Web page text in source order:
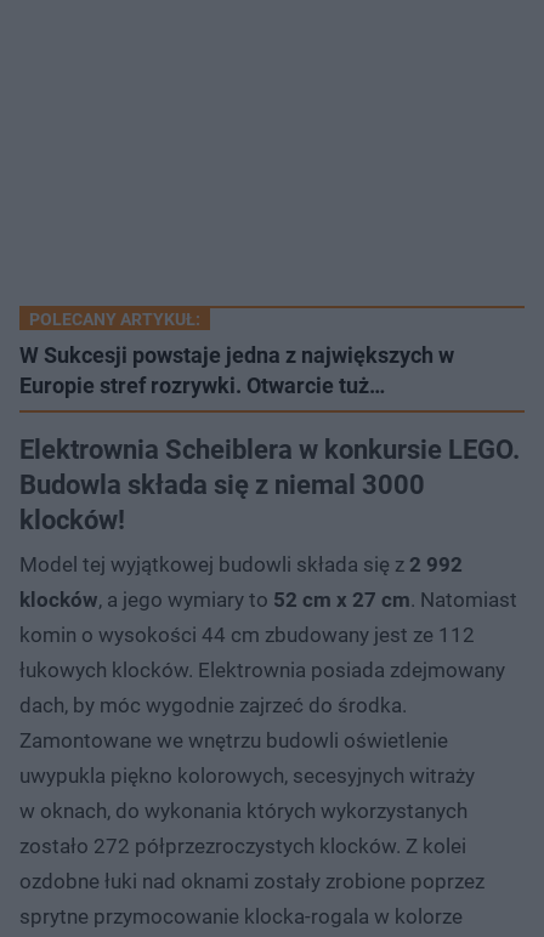
POLECANY ARTYKUŁ:
W Sukcesji powstaje jedna z największych w
Europie stref rozrywki. Otwarcie tuż…
Elektrownia Scheiblera w konkursie LEGO.
Budowla składa się z niemal 3000
klocków!
Model tej wyjątkowej budowli składa się z 2 992
klocków, a jego wymiary to 52 cm x 27 cm. Natomiast
komin o wysokości 44 cm zbudowany jest ze 112
łukowych klocków. Elektrownia posiada zdejmowany
dach, by móc wygodnie zajrzeć do środka.
Zamontowane we wnętrzu budowli oświetlenie
uwypukla piękno kolorowych, secesyjnych witraży
w oknach, do wykonania których wykorzystanych
zostało 272 półprzezroczystych klocków. Z kolei
ozdobne łuki nad oknami zostały zrobione poprzez
sprytne przymocowanie klocka-rogala w kolorze